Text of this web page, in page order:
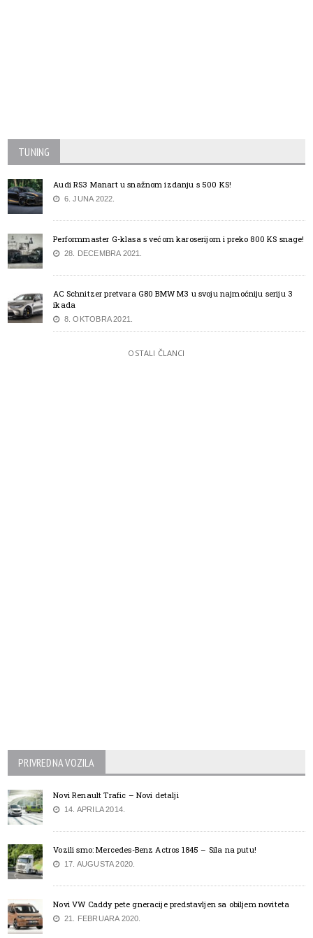
TUNING
Audi RS3 Manart u snažnom izdanju s 500 KS!
6. JUNA 2022.
Performmaster G-klasa s većom karoserijom i preko 800 KS snage!
28. DECEMBRA 2021.
AC Schnitzer pretvara G80 BMW M3 u svoju najmoćniju seriju 3
ikada
8. OKTOBRA 2021.
OSTALI ČLANCI
PRIVREDNA VOZILA
Novi Renault Trafic – Novi detalji
14. APRILA 2014.
Vozili smo: Mercedes-Benz Actros 1845 – Sila na putu!
17. AUGUSTA 2020.
Novi VW Caddy pete gneracije predstavljen sa obiljem noviteta
21. FEBRUARA 2020.